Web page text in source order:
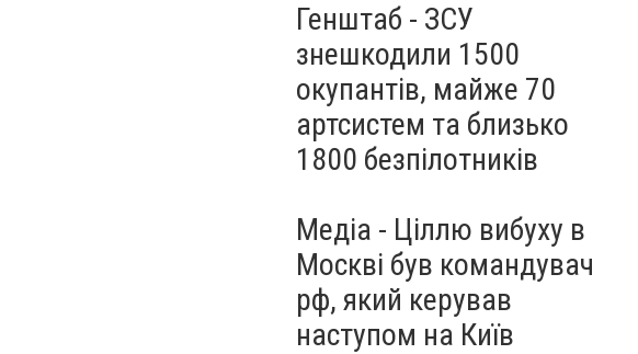
Генштаб - ЗСУ
знешкодили 1500
окупантів, майже 70
артсистем та близько
1800 безпілотників
Медіа - Ціллю вибуху в
Москві був командувач
рф, який керував
наступом на Київ